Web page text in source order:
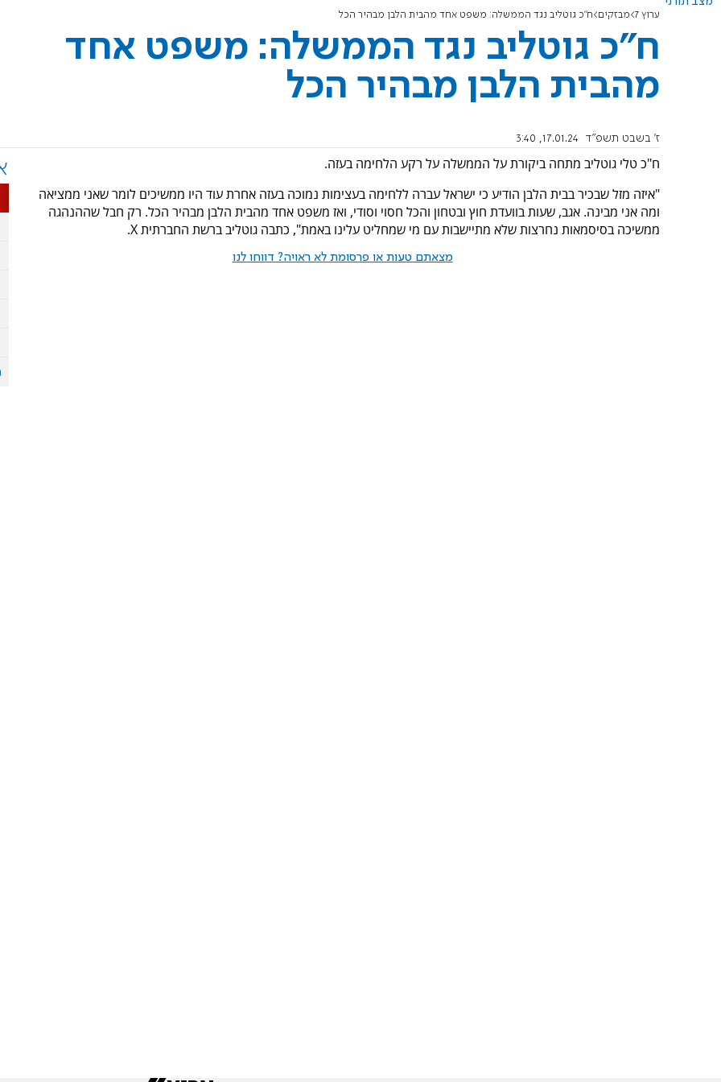
ערוץ 7 מבזקים ח"כ גוטליב נגד הממשלה: משפט אחד מהבית הלבן מבהיר הכל
ח"כ גוטליב נגד הממשלה: משפט אחד
מהבית הלבן מבהיר הכל
ז' בשבט תשפ"ד 17.01.24, 3:40
ח"כ טלי גוטליב מתחה ביקורת על הממשלה על רקע הלחימה בעזה.
"איזה מזל שבכיר בבית הלבן הודיע כי ישראל עברה ללחימה בעצימות נמוכה בעזה אחרת עוד היו ממשיכים לומר שאני ממציאה
ומה אני מבינה. אגב, שעות בוועדת חוץ ובטחון והכל חסוי וסודי, ואז משפט אחד מהבית הלבן מבהיר הכל. רק חבל שההנהגה
ממשיכה בסיסמאות נחרצות שלא מתיישבות עם מי שמחליט עלינו באמת", כתבה גוטליב ברשת החברתית X.
מצאתם טעות או פרסומת לא ראויה? דווחו לנו